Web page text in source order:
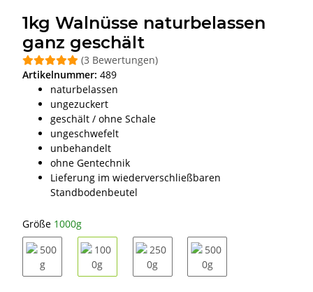
1kg Walnüsse naturbelassen
ganz geschält
(3 Bewertungen)
Artikelnummer: 489
naturbelassen
ungezuckert
geschält / ohne Schale
ungeschwefelt
unbehandelt
ohne Gentechnik
Lieferung im wiederverschließbaren
Standbodenbeutel
Größe 1000g